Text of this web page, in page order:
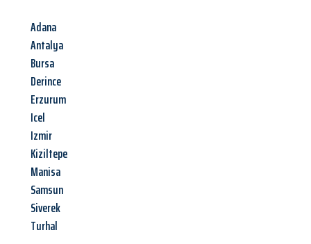
Adana
Antalya
Bursa
Derince
Erzurum
Icel
Izmir
Kiziltepe
Manisa
Samsun
Siverek
Turhal